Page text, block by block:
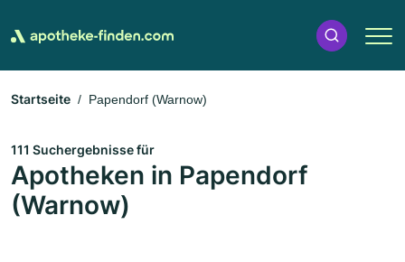
Startseite Papendorf (Warnow)
111 Suchergebnisse für
Apotheken in Papendorf
(Warnow)